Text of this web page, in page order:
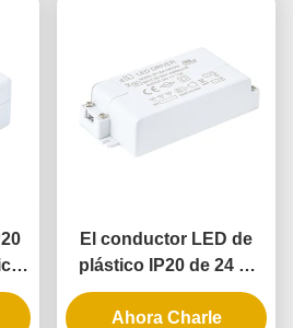
El conductor LED de
plástico IP20 de 24 W
para iluminación interior
con voltaje constante
Ahora Charle